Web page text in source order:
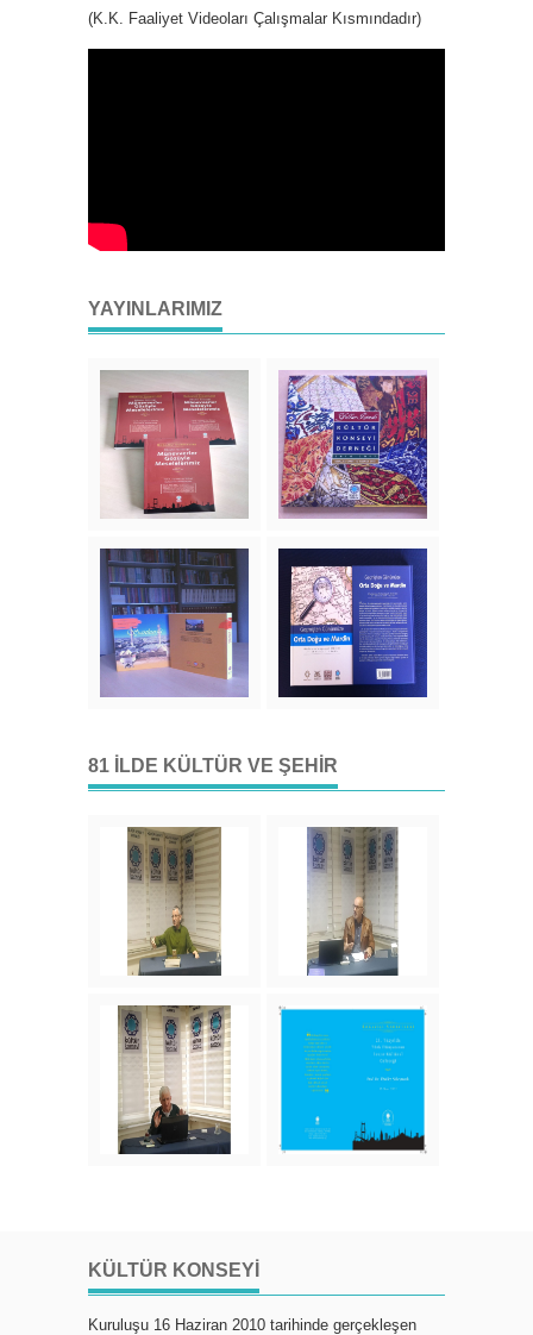
(K.K. Faaliyet Videoları Çalışmalar Kısmındadır)
YAYINLARIMIZ
81 İLDE KÜLTÜR VE ŞEHIR
KÜLTÜR KONSEYI
Kuruluşu 16 Haziran 2010 tarihinde gerçekleşen